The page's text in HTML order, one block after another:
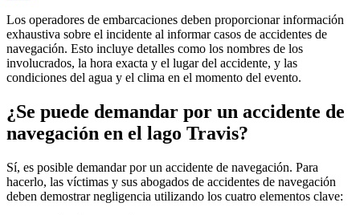
Los operadores de embarcaciones deben proporcionar información
exhaustiva sobre el incidente al informar casos de accidentes de
navegación. Esto incluye detalles como los nombres de los
involucrados, la hora exacta y el lugar del accidente, y las
condiciones del agua y el clima en el momento del evento.
¿Se puede demandar por un accidente de
navegación en el lago Travis?
Sí, es posible demandar por un accidente de navegación. Para
hacerlo, las víctimas y sus abogados de accidentes de navegación
deben demostrar negligencia utilizando los cuatro elementos clave: